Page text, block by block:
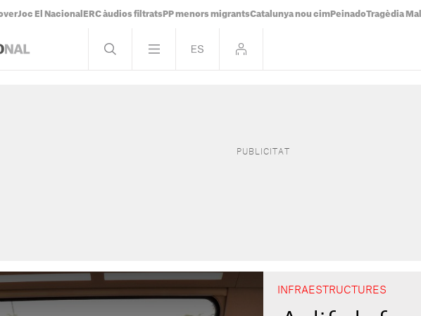
Joc El Nacional ERC àudios filtrats PP menors migrantsCatalunya nou cim PeinadoTragèdia
INFRAESTRUCTURES